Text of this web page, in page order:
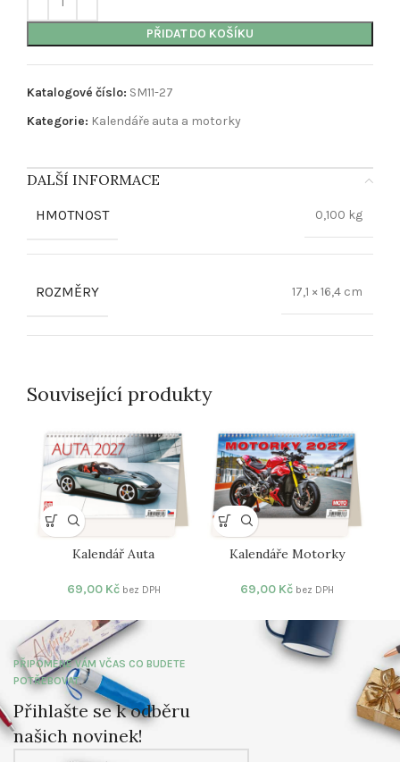
PŘIDAT DO KOŠÍKU
Katalogové číslo: SM11-27
Kategorie: Kalendáře auta a motorky
DALŠÍ INFORMACE
HMOTNOST 0,100 kg
ROZMĚRY 17,1 × 16,4 cm
Související produkty
Kalendář Auta
69,00 Kč bez DPH
Kalendáře Motorky
69,00 Kč bez DPH
PŘIPOMENE VÁM VČAS CO BUDETE
POTŘEBOVAT
Přihlašte se k odběru
našich novinek!